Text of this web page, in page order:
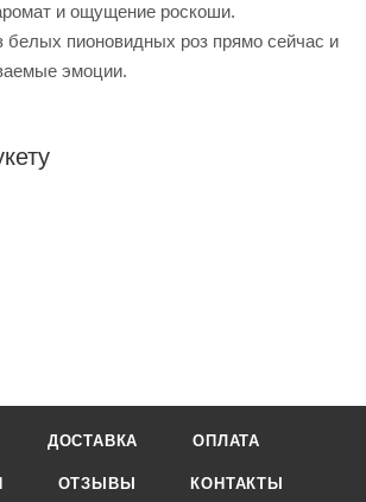
и ощущение роскоши.
белых пионовидных роз прямо сейчас и
эмоции.
ДОСТАВКА ОПЛАТА
ОТЗЫВЫ КОНТАКТЫ